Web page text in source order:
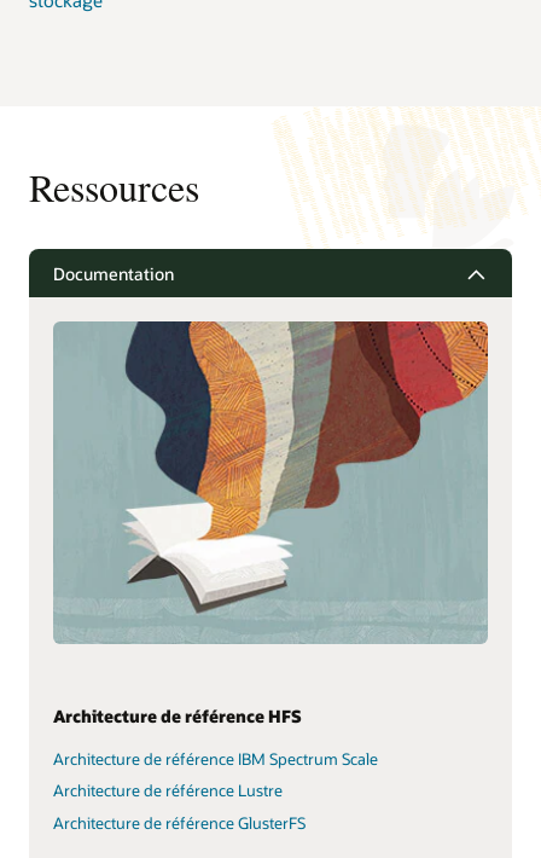
Ressources
Documentation
Architecture de référence HFS
Architecture de référence IBM Spectrum Scale
Architecture de référence Lustre
Architecture de référence GlusterFS